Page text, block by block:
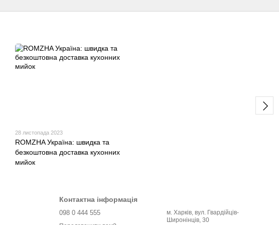
28 листопада 2023
ROMZHA Україна: швидка та
безкоштовна доставка кухонних
мийок
Контактна інформація
098 0 444 555
м. Харків, вул. Гвардійців-
Широнінців, 30